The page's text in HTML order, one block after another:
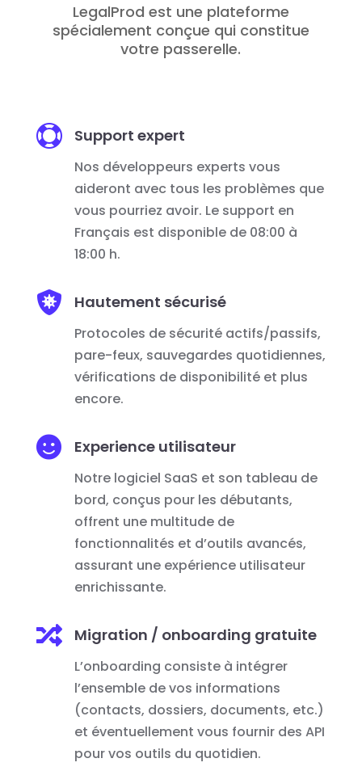
LegalProd est une plateforme
spécialement conçue qui constitue
votre passerelle.
 Support expert
Nos développeurs experts vous
aideront avec tous les problèmes que
vous pourriez avoir. Le support en
Français est disponible de 08:00 à
18:00 h.
 Hautement sécurisé
Protocoles de sécurité actifs/passifs,
pare-feux, sauvegardes quotidiennes,
vérifications de disponibilité et plus
encore.
 Experience utilisateur
Notre logiciel SaaS et son tableau de
bord, conçus pour les débutants,
offrent une multitude de
fonctionnalités et d’outils avancés,
assurant une expérience utilisateur
enrichissante.
 Migration / onboarding gratuite
L’onboarding consiste à intégrer
l’ensemble de vos informations
(contacts, dossiers, documents, etc.)
et éventuellement vous fournir des API
pour vos outils du quotidien.